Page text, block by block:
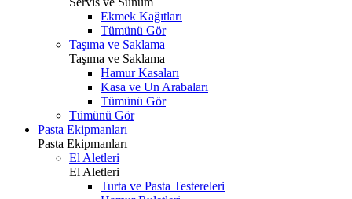
Ekmek Kağıtları
Tümünü Gör
Taşıma ve Saklama
Taşıma ve Saklama
Hamur Kasaları
Kasa ve Un Arabaları
Tümünü Gör
Tümünü Gör
Pasta Ekipmanları
Pasta Ekipmanları
El Aletleri
El Aletleri
Turta ve Pasta Testereleri